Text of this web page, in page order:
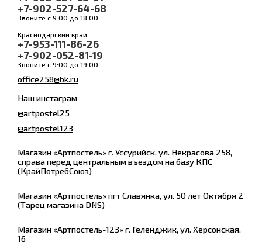
+7-902-527-64-68
Звоните с 9:00 до 18:00
Краснодарский край
+7-953-111-86-26
+7-902-052-81-19
Звоните с 9:00 до 19:00
office258@bk.ru
Наш инстаграм
@artpostel25
@artpostel123
Магазин «Артпостель» г. Уссурийск, ул. Некрасова 258,
справа перед центральным въездом на базу КПС
(КрайПотребСоюз)
Магазин «Артпостель» пгт Славянка, ул. 50 лет Октября 2
(Тарец магазина DNS)
Магазин «Артпостель-123» г. Геленджик, ул. Херсонская,
16